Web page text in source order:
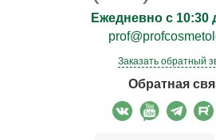
Ежедневно с 10:30
Заказать обратный
Обратная